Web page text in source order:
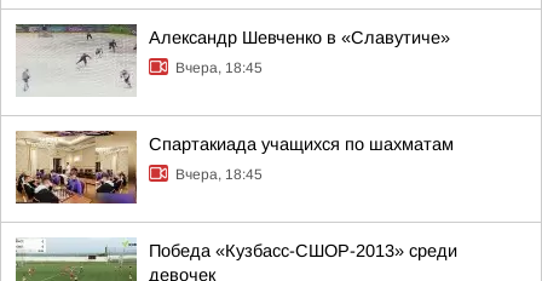
Александр Шевченко в «Славутиче»
Вчера, 18:45
Спартакиада учащихся по шахматам
Вчера, 18:45
Победа «Кузбасс-СШОР-2013» среди
девочек